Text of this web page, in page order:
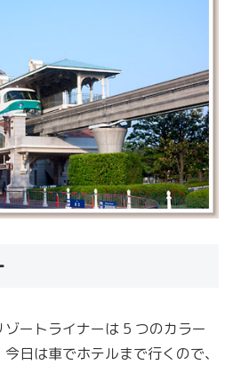
ートライナーは 5 つのカラー
日は車でホテルまで行くので、